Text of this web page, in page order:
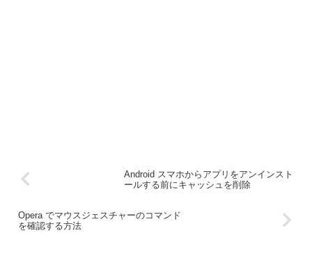
Android スマホからアプリをアンインスト
ールする前にキャッシュを削除
Opera でマウスジェスチャーのコマンド
を確認する方法